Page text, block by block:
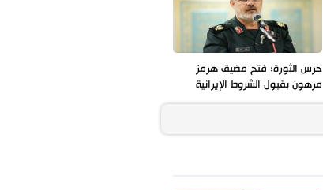
حرس الثورة: فتح مضيق هرمز
مرهون بقبول الشروط الإيرانية